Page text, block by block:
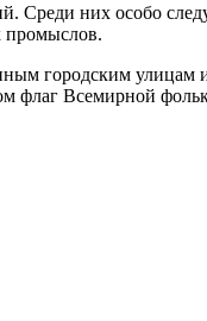
Среди них особо
промыслов.
городским
флаг Всемирной